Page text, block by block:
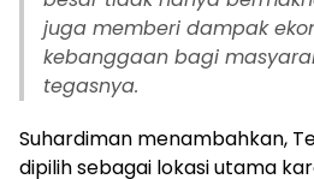
juga memberi dampak
kebanggaan bagi
tegasnya.
Suhardiman menambahkan,
dipilih sebagai lokasi utama